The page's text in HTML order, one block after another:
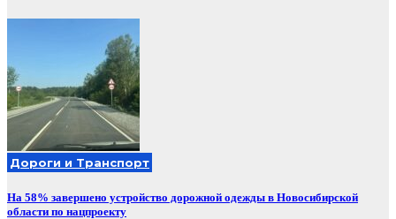
Дороги и Транспорт
На 58% завершено устройство дорожной одежды в Новосибирской
области по нацпроекту